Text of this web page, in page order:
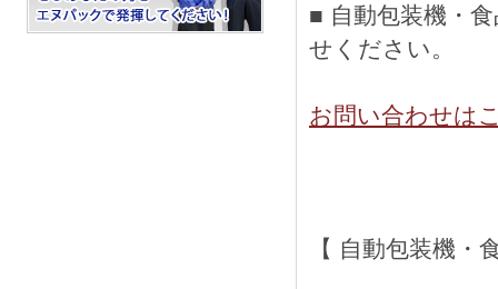
■ 自動包装機・
せください。
お問い合わせは
【 自動包装機